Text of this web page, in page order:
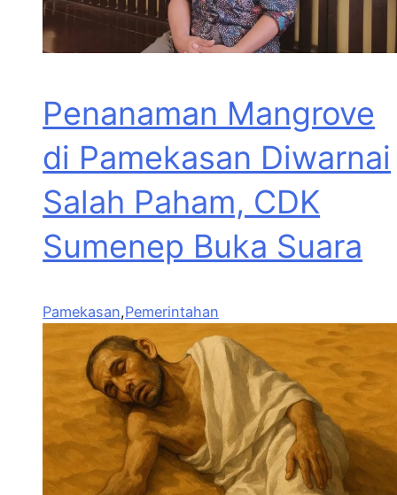
Penanaman Mangrove
di Pamekasan Diwarnai
Salah Paham, CDK
Sumenep Buka Suara
Pamekasan,Pemerintahan